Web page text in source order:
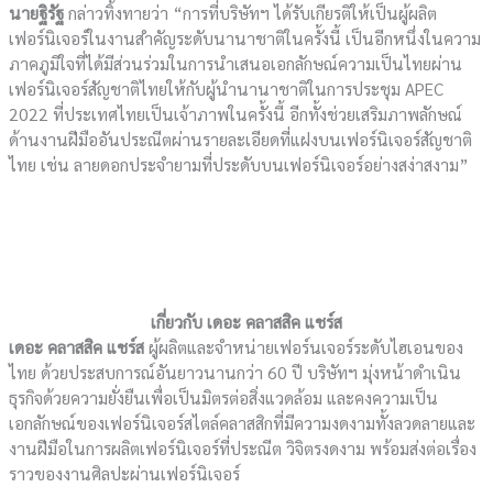
นายฐิรัฐกล่าวทิ้งทายว่า “การที่บริษัทฯ ได้รับเกียรติให้เป็นผู้ผลิต
เฟอร์นิเจอร์ในงานสำคัญระดับนานาชาติในครั้งนี้ เป็นอีกหนึ่งในความ
ภาคภูมิใจที่ได้มีส่วนร่วมในการนำเสนอเอกลักษณ์ความเป็นไทยผ่าน
เฟอร์นิเจอร์สัญชาติไทยให้กับผู้นำนานาชาติในการประชุม APEC
2022 ที่ประเทศไทยเป็นเจ้าภาพในครั้งนี้ อีกทั้งช่วยเสริมภาพลักษณ์
ด้านงานฝีมืออันประณีตผ่านรายละเอียดที่แฝงบนเฟอร์นิเจอร์สัญชาติ
ไทย เช่น ลายดอกประจำยามที่ประดับบนเฟอร์นิเจอร์อย่างสง่าสงาม”
เกี่ยวกับ เดอะ คลาสสิค แชร์ส
เดอะ คลาสสิค แชร์สผู้ผลิตและจำหน่ายเฟอร์นเจอร์ระดับไฮเอนของ
ไทย ด้วยประสบการณ์อันยาวนานกว่า 60 ปี บริษัทฯ มุ่งหน้าดำเนิน
ธุรกิจด้วยความยั่งยืนเพื่อเป็นมิตรต่อสิ่งแวดล้อม และคงความเป็น
เอกลักษณ์ของเฟอร์นิเจอร์สไตล์คลาสสิกที่มีความงดงามทั้งลวดลายและ
งานฝีมือในการผลิตเฟอร์นิเจอร์ที่ประณีต วิจิตรงดงาม พร้อมส่งต่อเรื่อง
ราวของงานศิลปะผ่านเฟอร์นิเจอร์